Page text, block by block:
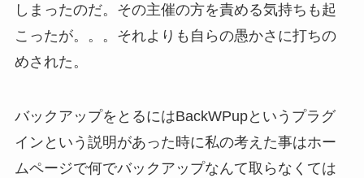
しまったのだ。その主催の方を責める気持ちも起
こったが。。。それよりも自らの愚かさに打ちの
めされた。
バックアップをとるにはBackWPupというプラグ
インという説明があった時に私の考えた事はホー
ムページで何でバックアップなんて取らなくては